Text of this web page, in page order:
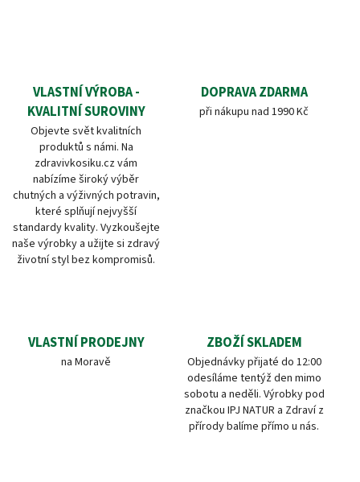
VLASTNÍ VÝROBA -
KVALITNÍ SUROVINY
Objevte svět kvalitních
produktů s námi. Na
zdravivkosiku.cz vám
nabízíme široký výběr
chutných a výživných potravin,
které splňují nejvyšší
standardy kvality. Vyzkoušejte
naše výrobky a užijte si zdravý
životní styl bez kompromisů.
DOPRAVA ZDARMA
při nákupu nad 1990 Kč
VLASTNÍ PRODEJNY
na Moravě
ZBOŽÍ SKLADEM
Objednávky přijaté do 12:00
odesíláme tentýž den mimo
sobotu a neděli. Výrobky pod
značkou IPJ NATUR a Zdraví z
přírody balíme přímo u nás.